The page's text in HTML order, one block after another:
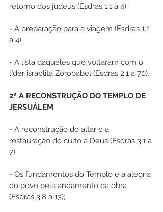
retorno dos judeus (Esdras 1.1 a 4);
- A preparação para a viagem (Esdras 1.1
a 4);
- A lista daqueles que voltaram com o
líder israelita Zorobabel (Esdras 2.1 a 70).
2ª A RECONSTRUÇÃO DO TEMPLO DE
JERSUÁLEM
- A reconstrução do altar e a
restauração do culto a Deus (Esdras 3.1 a
7);
- Os fundamentos do Templo e a alegria
do povo pela andamento da obra
(Esdras 3.8 a 13);